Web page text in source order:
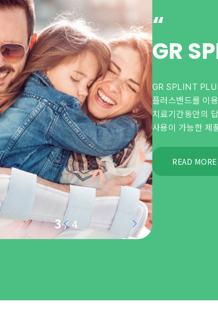
“
GR SPLINT PLUS
GR SPLINT PLUS는 기존 압박붕대 대신 플러스패
플러스밴드를 이용하여 고정하는 제품으로 환자의
치료기간동안의 답답함과 불쾌감을 줄여 위생적으로
사용이 가능한 제품입니다.
READ MORE +
3/ 4